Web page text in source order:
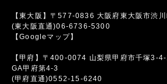
【東大阪】〒577-0836 大阪府東大阪市渋
(東大阪直通)06-6736-5300
【Googleマップ】
【甲府】〒400-0074 山梨県甲府市千塚3-
GA甲府第4-3
(甲府直通)0552-15-6240